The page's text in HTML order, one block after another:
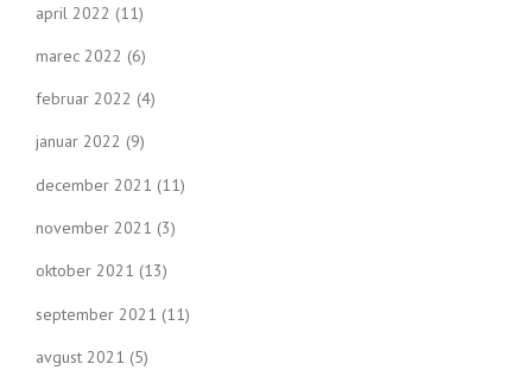
april 2022 (11)
marec 2022 (6)
februar 2022 (4)
januar 2022 (9)
december 2021 (11)
november 2021 (3)
oktober 2021 (13)
september 2021 (11)
avgust 2021 (5)